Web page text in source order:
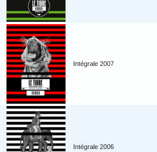
Intégrale 2007
Intégrale 2006